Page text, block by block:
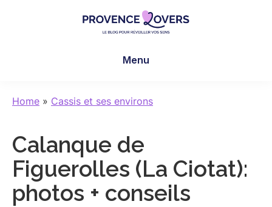
sens
-
Le
blog
de
Menu
Home » Cassis et ses environs
Calanque de
Figuerolles (La Ciotat):
photos + conseils